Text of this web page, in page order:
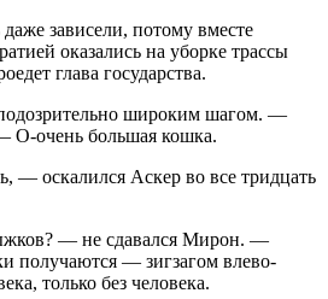
зависели, потому вместе
оказались на уборке трассы
глава государства.
широким шагом. —
О-очень большая кошка.
оскалился Аскер во все тридцать
— не сдавался Мирон. —
получаются — зигзагом влево-
только без человека.